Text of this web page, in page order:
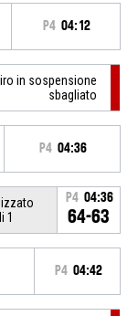
P4 04:12
in sospensione
sbagliato
P4 04:36
1
P4 04:36
64-63
P4 04:42